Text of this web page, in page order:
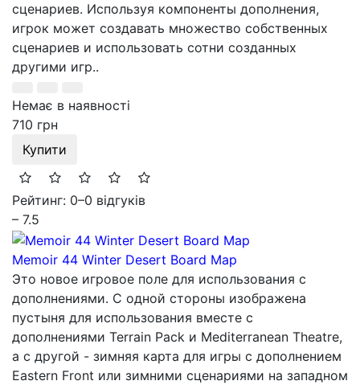
сценариев. Используя компоненты дополнения,
игрок может создавать множество собственных
сценариев и использовать сотни созданных
другими игр..
Немає в наявності
710 грн
Купити
Рейтинг: 0–0 відгуків
– 7.5
Memoir 44 Winter Desert Board Map
Это новое игровое поле для использования с
дополнениями. С одной стороны изображена
пустыня для использования вместе с
дополнениями Terrain Pack и Mediterranean Theatre,
а с другой - зимняя карта для игры с дополнением
Eastern Front или зимними сценариями на западном